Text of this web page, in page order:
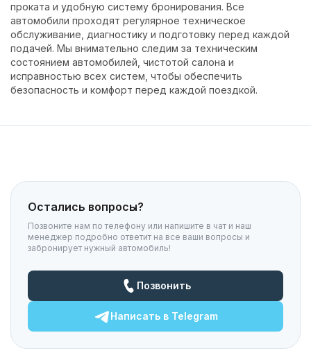
проката и удобную систему бронирования. Все
автомобили проходят регулярное техническое
обслуживание, диагностику и подготовку перед каждой
подачей. Мы внимательно следим за техническим
состоянием автомобилей, чистотой салона и
исправностью всех систем, чтобы обеспечить
безопасность и комфорт перед каждой поездкой.
Остались вопросы?
Позвоните нам по телефону или напишите в чат и наш
менеджер подробно ответит на все ваши вопросы и
забронирует нужный автомобиль!
Позвонить
Написать вTelegram